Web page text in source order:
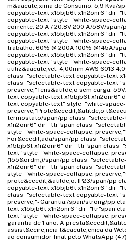
m&aacute;xima de Consumo: 5,9 Kva/
copyable-text x15bjb6t x1n2onr6"
copyable-text" style="white-space-
corrente: 20 A / 20.8V 200 A/58V/
copyable-text x15bjb6t x1n2onr6"
copyable-text" style="white-space-
trabalho: 60% @ 200A 100% @145A/
copyable-text x15bjb6t x1n2onr6"
copyable-text" style="white-space-
utiliz&aacute;vel: 4,00mm AWS 6013
class="selectable-text copyable-text
class="selectable-text copyable-text"
preserve;"Tens&atilde;o sem carga:
text copyable-text x15bjb6t x1n2onr6"
text copyable-text" style="white-
preserve;"Prote&ccedil;&atilde;o
termostato/span/pp
x1n2onr6" dir="ltr"span
style="white-space-collapse:
For&ccedil;ada/span/pp
x15bjb6t x1n2onr6" dir="ltr"span
text" style="white-space-collapse:
(155&ordm;)/span/pp
x1n2onr6" dir="ltr"span
style="white-space-collapse:
prote&ccedil;&atilde;o: IP23/span/pp
copyable-text x15bjb6t x1n2onr6"
class="selectable-text copyable-text"
preserve;"- Garantia:/span/strong/pp
text x15bjb6t x1n2onr6" dir="ltr"span
text" style="white-space-collapse:
garantia de 1 ano. A
assist&ecirc;ncia t&eacute;cnica da
ao consumidor final pelo WhatsApp